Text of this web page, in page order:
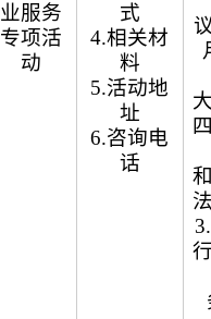
业服务
专项活
动
式
4.相关材
料
5.活动地
址
6.咨询电
话